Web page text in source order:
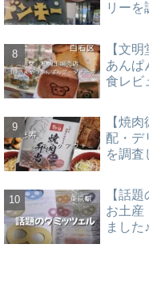
リーを
【文
あんぱ
食レビ
【焼
配・デ
を調査
【話
お土産
ました♪